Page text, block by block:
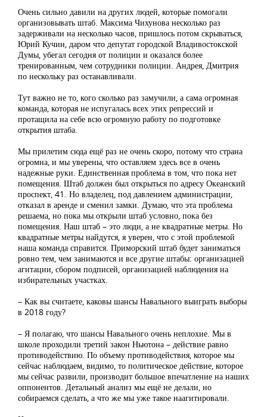
Очень сильно давили на других людей, которые помогали
организовывать штаб. Максима Чихунова несколько раз
задерживали на несколько часов, пришлось потом скрываться,
Юрий Кучин, даром что депутат городской Владивостокской
Думы, убегал сегодня от полиции и оказался более
тренированным, чем сотрудники полиции. Андрея, Дмитрия
по нескольку раз останавливали.
Тут важно не то, кого сколько раз замучили, а сама огромная
команда, которая не испугалась всех этих репрессий и
протащила на себе всю огромную работу по подготовке
открытия штаба.
Мы прилетим сюда ещё раз не очень скоро, потому что страна
огромна, и мы уверены, что оставляем здесь все в очень
надежные руки. Единственная проблема в том, что пока нет
помещения. Штаб должен был открыться по адресу Океанский
проспект, 41. Но владелец, под давлением администрации,
отказал в аренде и сменил замки. Думаю, что эта проблема
решаема, но пока мы открыли штаб условно, пока без
помещения. Наш штаб – это люди, а не квадратные метры. Но
квадратные метры найдутся, я уверен, что с этой проблемой
наша команда справится. Приморский штаб будет заниматься
ровно тем, чем занимаются и все другие штабы: организацией
агитации, сбором подписей, организацией наблюдения на
избирательных участках.
– Как вы считаете, каковы шансы Навального выиграть выборы
в 2018 году?
– Я полагаю, что шансы Навального очень неплохие. Мы в
школе проходили третий закон Ньютона – действие равно
противодействию. По объему противодействия, которое мы
сейчас наблюдаем, видимо, то политическое действие, которое
мы сейчас развили, производит большое впечатление на наших
оппонентов. Детальный анализ мы ещё не делали, но
собираемся сделать, а что же мы уже такое наагитировали.